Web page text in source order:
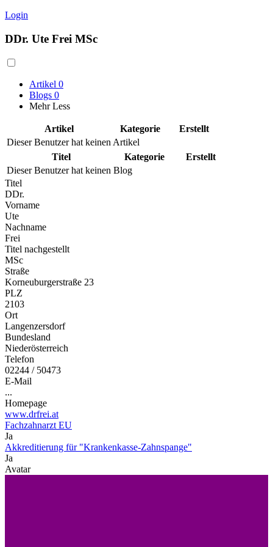
Login
DDr. Ute Frei MSc
Artikel 0
Blogs 0
Mehr Less
Artikel Kategorie
Erstellt
Dieser Benutzer hat keinen Artikel
Titel
Kategorie
Erstellt
Dieser Benutzer hat keinen Blog
Titel
DDr.
Vorname
Ute
Nachname
Frei
Titel nachgestellt
MSc
Straße
Korneuburgerstraße 23
PLZ
2103
Ort
Langenzersdorf
Bundesland
Niederösterreich
Telefon
02244 / 50473
E-Mail
...
Homepage
www.drfrei.at
Fachzahnarzt EU
Ja
Akkreditierung für "Krankenkasse-Zahnspange"
Ja
Avatar